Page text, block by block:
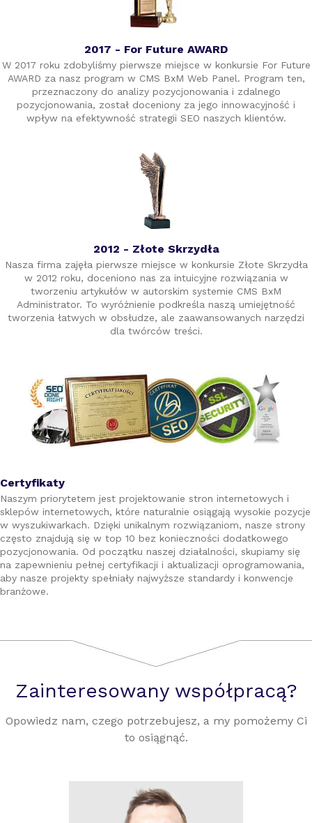
2017 - For Future AWARD
W 2017 roku zdobyliśmy pierwsze miejsce w konkursie For Future
AWARD za nasz program w CMS BxM Web Panel. Program ten,
przeznaczony do analizy pozycjonowania i zdalnego
pozycjonowania, został doceniony za jego innowacyjność i
wpływ na efektywność strategii SEO naszych klientów.
2012 - Złote Skrzydła
Nasza firma zajęła pierwsze miejsce w konkursie Złote Skrzydła
w 2012 roku, doceniono nas za intuicyjne rozwiązania w
tworzeniu artykułów w autorskim systemie CMS BxM
Administrator. To wyróżnienie podkreśla naszą umiejętność
tworzenia łatwych w obsłudze, ale zaawansowanych narzędzi
dla twórców treści.
Certyfikaty
Naszym priorytetem jest projektowanie stron internetowych i
sklepów internetowych, które naturalnie osiągają wysokie pozycje
w wyszukiwarkach. Dzięki unikalnym rozwiązaniom, nasze strony
często znajdują się w top 10 bez konieczności dodatkowego
pozycjonowania. Od początku naszej działalności, skupiamy się
na zapewnieniu pełnej certyfikacji i aktualizacji oprogramowania,
aby nasze projekty spełniały najwyższe standardy i konwencje
branżowe.
Zainteresowany współpracą?
Opowiedz nam, czego potrzebujesz, a my pomożemy Ci
to osiągnąć.